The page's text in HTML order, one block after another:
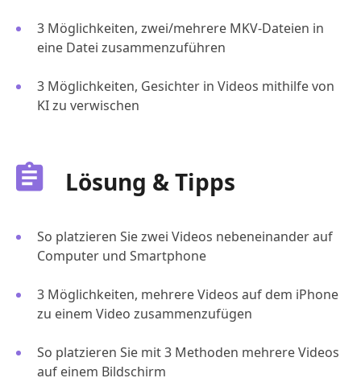
3 Möglichkeiten, zwei/mehrere MKV-Dateien in
eine Datei zusammenzuführen
3 Möglichkeiten, Gesichter in Videos mithilfe von
KI zu verwischen
Lösung & Tipps
So platzieren Sie zwei Videos nebeneinander auf
Computer und Smartphone
3 Möglichkeiten, mehrere Videos auf dem iPhone
zu einem Video zusammenzufügen
So platzieren Sie mit 3 Methoden mehrere Videos
auf einem Bildschirm